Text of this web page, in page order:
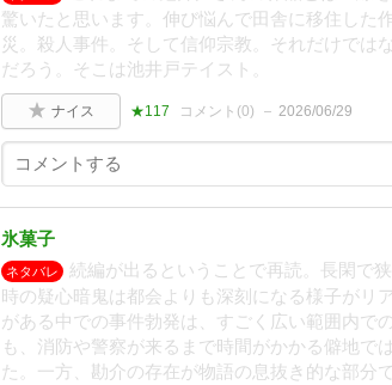
驚いたと思います。伸び悩んで田舎に移住した
災。殺人事件。そして信仰宗教。それだけでは
だろう。そこは池井戸テイスト。
ナイス ★117 コメント(0) 2026/06/29
氷菓子
ネタバレ
続編が出るということで再読。長閑で
時の疑心暗鬼は都会よりも深刻になる様子がリ
がある中での事件勃発は、すごく広い範囲内で
も、消防や警察が来るまで時間がかかる僻地で
た。一方、勘介の存在が物語の息抜き的な部分